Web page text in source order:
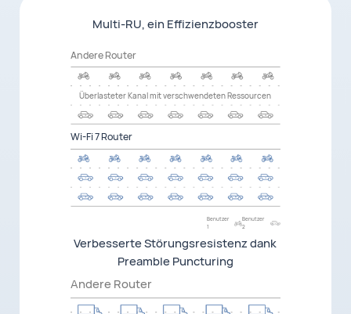
höhere
Geschwindigkeit
48%6
geringere Latenz
50% 7
Multi-RU, ein Effizienzbooster
Andere Router
Überlasteter Kanal mit verschwendeten Ressourcen
Wi-Fi 7 Router
Benutzer
1
Benutzer
2
Verbesserte Störungsresistenz dank
Preamble Puncturing
Andere Router